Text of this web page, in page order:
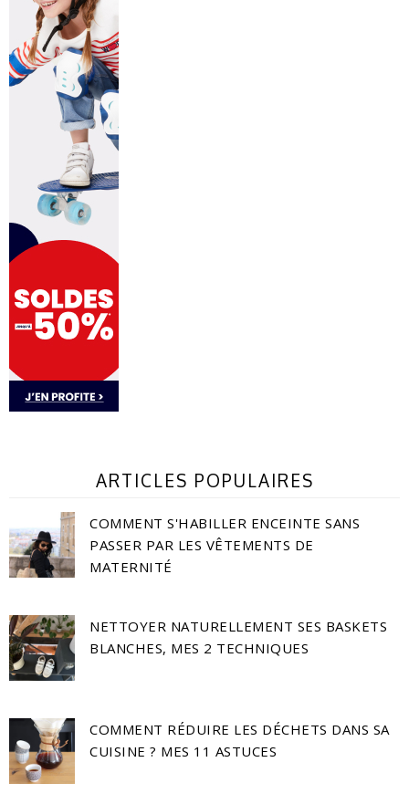
ARTICLES POPULAIRES
COMMENT S'HABILLER ENCEINTE SANS
PASSER PAR LES VÊTEMENTS DE
MATERNITÉ
NETTOYER NATURELLEMENT SES BASKETS
BLANCHES, MES 2 TECHNIQUES
COMMENT RÉDUIRE LES DÉCHETS DANS SA
CUISINE ? MES 11 ASTUCES